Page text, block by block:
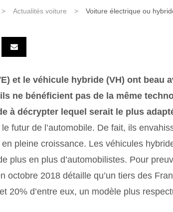
> Actualités voiture > Voiture électrique ou
et le véhicule hybride (VH) ont beau
ne bénéficient pas de la même
à décrypter lequel serait le plus
futur de l’automobile. De fait, ils
pleine croissance. Les véhicules
plus en plus d’automobilistes. Pour
octobre 2018 détaille qu’un tiers des
20% d’entre eux, un modèle plus